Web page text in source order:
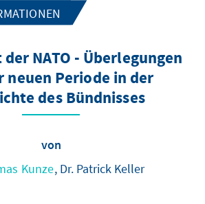
NATO - Überlegungen
neuen Periode in der
des Bündnisses
von
Kunze, Dr. Patrick Keller